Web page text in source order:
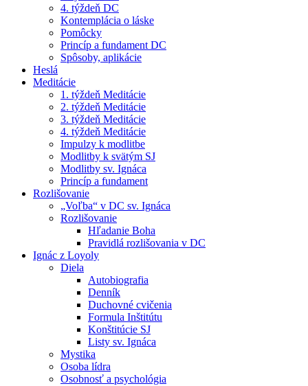
4. týždeň DC
Kontemplácia o láske
Pomôcky
Princíp a fundament DC
Spôsoby, aplikácie
Heslá
Meditácie
1. týždeň Meditácie
2. týždeň Meditácie
3. týždeň Meditácie
4. týždeň Meditácie
Impulzy k modlitbe
Modlitby k svätým SJ
Modlitby sv. Ignáca
Princíp a fundament
Rozlišovanie
„Voľba“ v DC sv. Ignáca
Rozlišovanie
Hľadanie Boha
Pravidlá rozlišovania v DC
Ignác z Loyoly
Diela
Autobiografia
Denník
Duchovné cvičenia
Formula Inštitútu
Konštitúcie SJ
Listy sv. Ignáca
Mystika
Osoba lídra
Osobnosť a psychológia